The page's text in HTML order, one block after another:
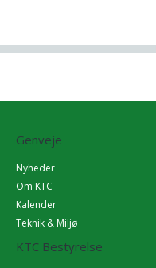
Genveje
Nyheder
Om KTC
Kalender
Teknik & Miljø
KTC Bestyrelse